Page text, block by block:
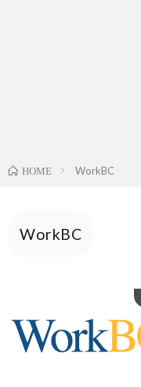
HOME WorkBC
WorkBC